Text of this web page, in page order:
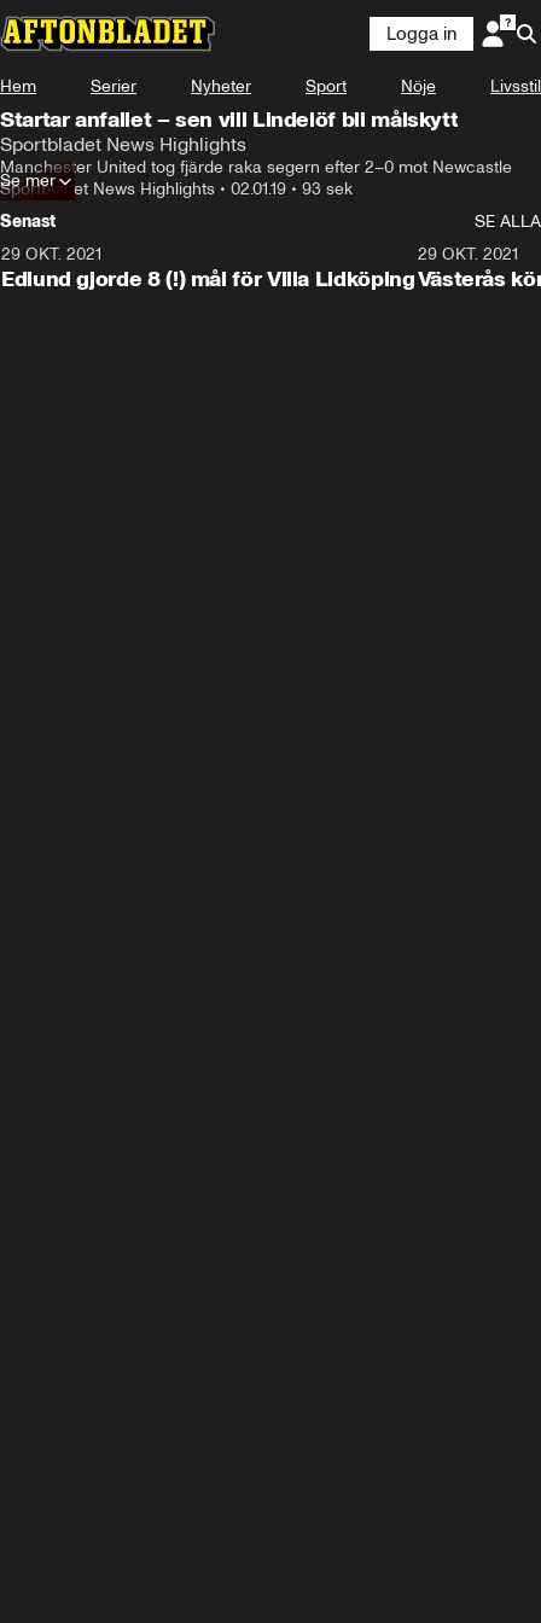
Logga in
Hem Serier Nyheter Sport Nöje Livsstil
Startar anfallet – sen vill Lindelöf bli målskytt
Sportbladet News Highlights
Manchester United tog fjärde raka segern efter 2–0 mot Newcastle
Sportbladet News Highlights • 02.01.19 • 93 sek
Se mer
Senast
SE ALLA
29 OKT. 2021
Edlund gjorde 8 (!) mål för Villa Lidköping
29 OKT. 2021
Västerås